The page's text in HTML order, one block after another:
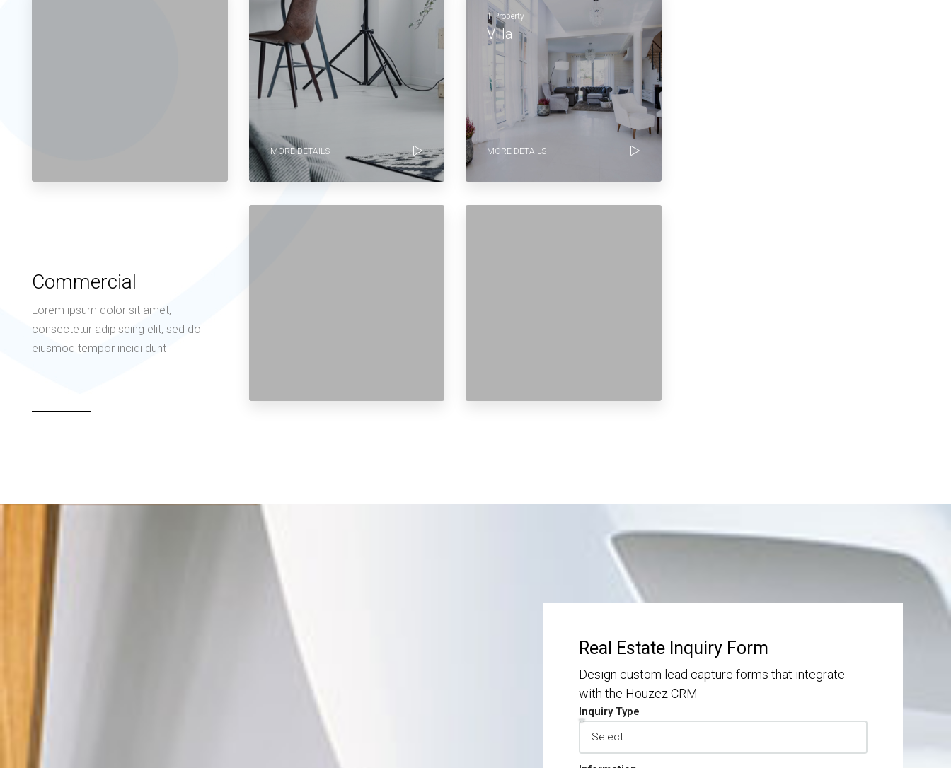
MORE DETAILS
1 Property
Villa
MORE DETAILS
Commercial
Lorem ipsum dolor sit amet,
consectetur adipiscing elit, sed do
eiusmod tempor incidi dunt
Real Estate Inquiry Form
Design custom lead capture forms that integrate
with the Houzez CRM
Inquiry Type